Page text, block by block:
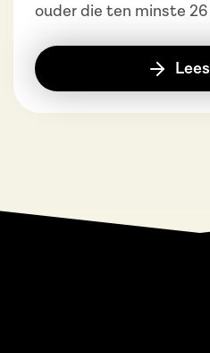
ouder die ten minste 26